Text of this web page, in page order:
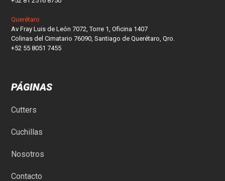
Querétaro
Av Fray Luis de León 7072, Torre 1, Oficina 1407
Colinas del Cimatario 76090, Santiago de Querétaro, Qro.
+52 55 8051 7455
PÁGINAS
Cutters
Cuchillas
Nosotros
Contacto